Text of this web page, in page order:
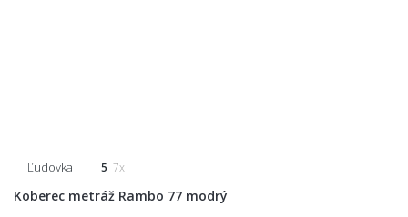
Ľudovka 5 7x
Koberec metráž Rambo 77 modrý